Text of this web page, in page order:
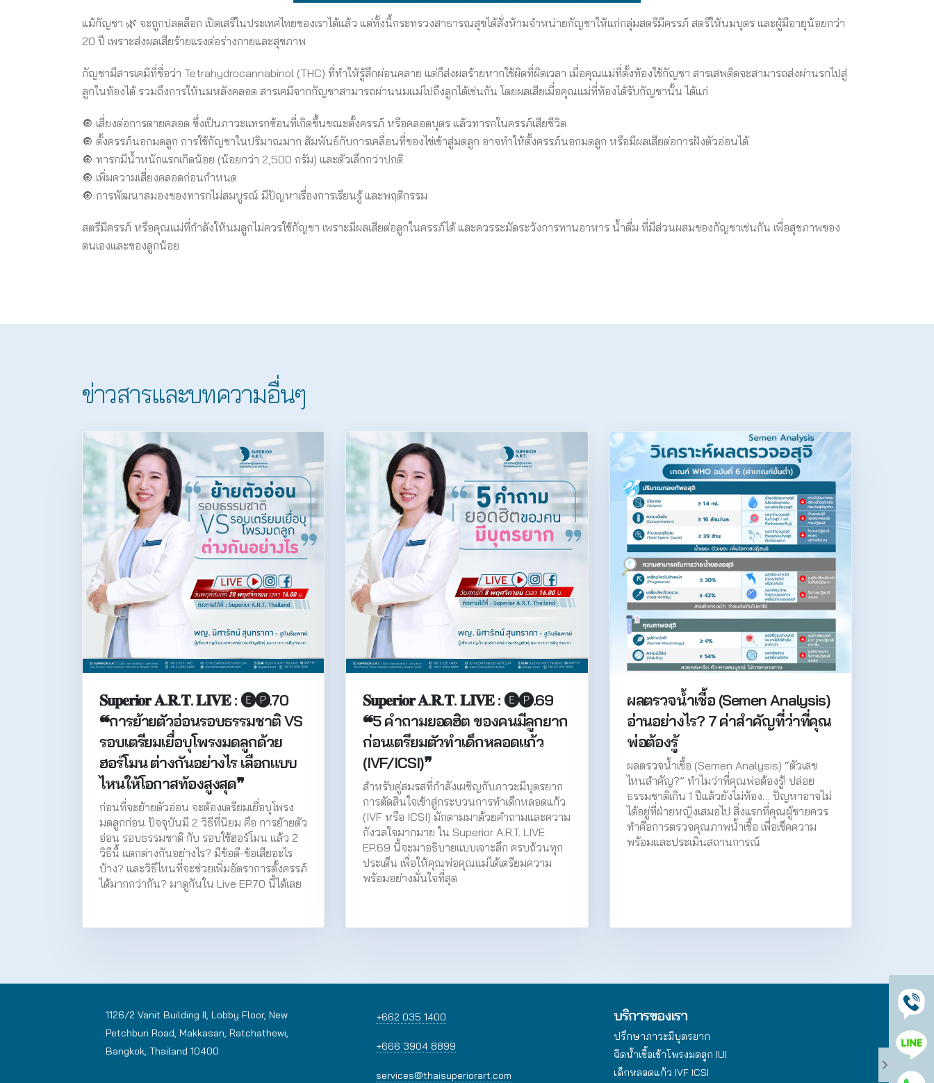
แม้กัญชา 🌿 จะถูกปลดล็อก เปิดเสรีในประเทศไทยของเราได้แล้ว แต่ทั้งนี้กระทรวงสาธารณสุขได้สั่งห้ามจำหน่ายกัญชาให้แก่กลุ่มสตรีมีครรภ์ สตรีให้นมบุตร และผู้มีอายุน้อยกว่า
20 ปี เพราะส่งผลเสียร้ายแรงต่อร่างกายและสุขภาพ
กัญชามีสารเคมีที่ชื่อว่า Tetrahydrocannabinol (THC) ที่ทำให้รู้สึกผ่อนคลาย แต่ก็ส่งผลร้ายหากใช้ผิดที่ผิดเวลา เมื่อคุณแม่ที่ตั้งท้องใช้กัญชา สารเสพติดจะสามารถส่งผ่านรกไปสู่
ลูกในท้องได้ รวมถึงการให้นมหลังคลอด สารเคมีจากกัญชาสามารถผ่านนมแม่ไปถึงลูกได้เช่นกัน โดยผลเสียเมื่อคุณแม่ที่ท้องได้รับกัญชานั้น ได้แก่
🔘 เสี่ยงต่อการตายคลอด ซึ่งเป็นภาวะแทรกซ้อนที่เกิดขึ้นขณะตั้งครรภ์ หรือคลอดบุตร แล้วทารกในครรภ์เสียชีวิต
🔘 ตั้งครรภ์นอกมดลูก การใช้กัญชาในปริมาณมาก สัมพันธ์กับการเคลื่อนที่ของไข่เข้าสู่มดลูก อาจทำให้ตั้งครรภ์นอกมดลูก หรือมีผลเสียต่อการฝังตัวอ่อนได้
🔘 ทารกมีน้ำหนักแรกเกิดน้อย (น้อยกว่า 2,500 กรัม) และตัวเล็กกว่าปกติ
🔘 เพิ่มความเสี่ยงคลอดก่อนกำหนด
🔘 การพัฒนาสมองของทารกไม่สมบูรณ์ มีปัญหาเรื่องการเรียนรู้ และพฤติกรรม
สตรีมีครรภ์ หรือคุณแม่ที่กำลังให้นมลูกไม่ควรใช้กัญชา เพราะมีผลเสียต่อลูกในครรภ์ได้ และควรระมัดระวังการทานอาหาร น้ำดื่ม ที่มีส่วนผสมของกัญชาเช่นกัน เพื่อสุขภาพของ
ตนเองและของลูกน้อย
ข่าวสารและบทความอื่นๆ
𝐒𝐮𝐩𝐞𝐫𝐢𝐨𝐫 𝐀.𝐑.𝐓. 𝐋𝐈𝐕𝐄 : 🅔🅟.70
❝การย้ายตัวอ่อนรอบธรรมชาติ VS
รอบเตรียมเยื่อบุโพรงมดลูกด้วย
ฮอร์โมน ต่างกันอย่างไร เลือกแบบ
ไหนให้โอกาสท้องสูงสุด❞
ก่อนที่จะย้ายตัวอ่อน จะต้องเตรียมเยื่อบุโพรง
มดลูกก่อน ปัจจุบันมี 2 วิธีที่นิยม คือ การย้ายตัว
อ่อน รอบธรรมชาติ กับ รอบใช้ฮอร์โมน แล้ว 2
วิธีนี้ แตกต่างกันอย่างไร? มีข้อดี-ข้อเสียอะไร
บ้าง? และวิธีไหนที่จะช่วยเพิ่มอัตราการตั้งครรภ์
ได้มากกว่ากัน? มาดูกันใน Live EP.70 นี้ได้เลย
𝐒𝐮𝐩𝐞𝐫𝐢𝐨𝐫 𝐀.𝐑.𝐓. 𝐋𝐈𝐕𝐄 : 🅔🅟.69
❝5 คำถามยอดฮิต ของคนมีลูกยาก
ก่อนเตรียมตัวทำเด็กหลอดแก้ว
(IVF/ICSI)❞
สำหรับคู่สมรสที่กำลังเผชิญกับภาวะมีบุตรยาก
การตัดสินใจเข้าสู่กระบวนการทำเด็กหลอดแก้ว
(IVF หรือ ICSI) มักตามมาด้วยคำถามและความ
กังวลใจมากมาย ใน Superior A.R.T. LIVE
EP.69 นี้จะมาอธิบายแบบเจาะลึก ครบถ้วนทุก
ประเด็น เพื่อให้คุณพ่อคุณแม่ได้เตรียมความ
พร้อมอย่างมั่นใจที่สุด
ผลตรวจน้ำเชื้อ (Semen Analysis)
อ่านอย่างไร? 7 ค่าสำคัญที่ว่าที่คุณ
พ่อต้องรู้
ผลตรวจน้ำเชื้อ (Semen Analysis) “ตัวเลข
ไหนสำคัญ?” ทำไมว่าที่คุณพ่อต้องรู้! ปล่อย
ธรรมชาติเกิน 1 ปีแล้วยังไม่ท้อง… ปัญหาอาจไม่
ได้อยู่ที่ฝ่ายหญิงเสมอไป สิ่งแรกที่คุณผู้ชายควร
ทำคือการตรวจคุณภาพน้ำเชื้อ เพื่อเช็คความ
พร้อมและประเมินสถานการณ์
1126/2 Vanit Building II, Lobby Floor, New
Petchburi Road, Makkasan, Ratchathewi,
Bangkok, Thailand 10400
+662 035 1400
+666 3904 8899
services@thaisuperiorart.com
บริการของเรา
ปรึกษาภาวะมีบุตรยาก
ฉีดน้ำเชื้อเข้าโพรงมดลูก IUI
เด็กหลอดแก้ว IVF ICSI